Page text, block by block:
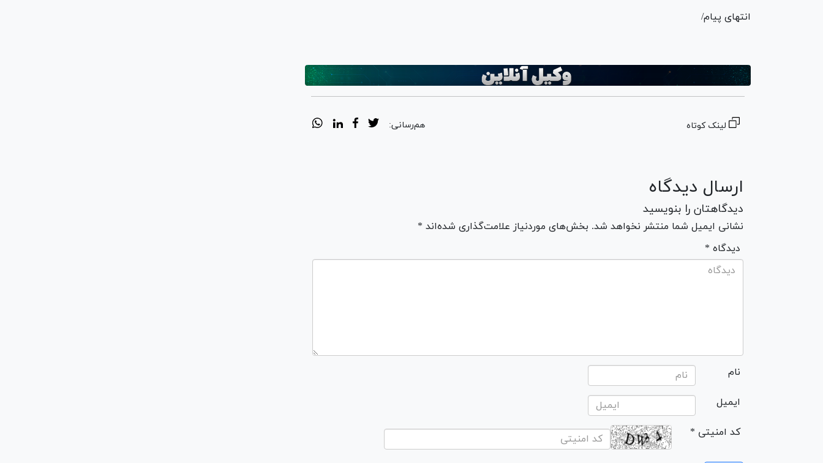
انتهای پیام/
لینک کوتاه هم‌رسانی:
ارسال دیدگاه
دیدگاهتان را بنویسید
نشانی ایمیل شما منتشر نخواهد شد. بخش‌های موردنیاز علامت‌گذاری شده‌اند *
* دیدگاه
نام
ایمیل
* کد امنیتی